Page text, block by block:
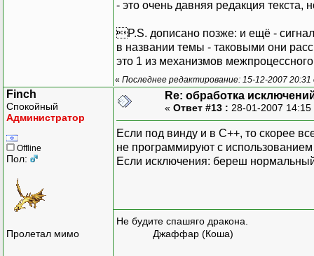
- это очень давняя редакция текста,
P.S. дописано позже: и ещё -
в названии темы - таковыми они
это 1 из механизмов
« Последнее редактирование: 15-12-2007
Finch
Спокойный
Администратор
Offline
Пол:
Пролетал мимо
Re: обработка
« Ответ #13 : 28-01-2007
Если под винду и в С++, то скорее
не программируют с
Если исключения: береш
Не будите спашяго дракона.
Джаффар (Коша)